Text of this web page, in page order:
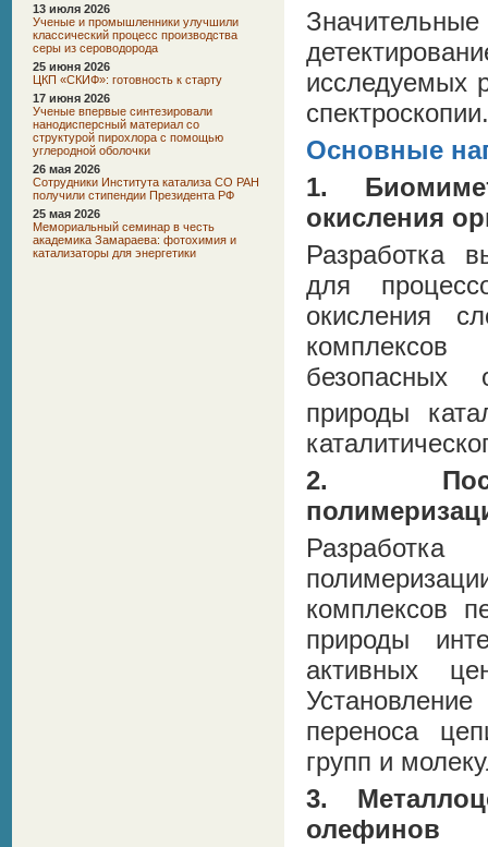
13 июля 2026
Ученые и промышленники улучшили
классический процесс производства
серы из сероводорода
25 июня 2026
ЦКП «СКИФ»: готовность к старту
17 июня 2026
Ученые впервые синтезировали
нанодисперсный материал со
структурой пирохлора с помощью
углеродной оболочки
26 мая 2026
Сотрудники Института катализа СО РАН
получили стипендии Президента РФ
25 мая 2026
Мемориальный семинар в честь
академика Замараева: фотохимия и
катализаторы для энергетики
исследуемых
спектроскопии.
Основные
1.
окисления
Разработка
для
окисления
комплексов
безопасных
природы
2. Пост-
комплексов
природы
активных
переноса
групп и
3.
олефинов